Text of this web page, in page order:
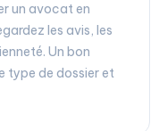
un avocat en
les avis, les
Un bon
type de dossier et